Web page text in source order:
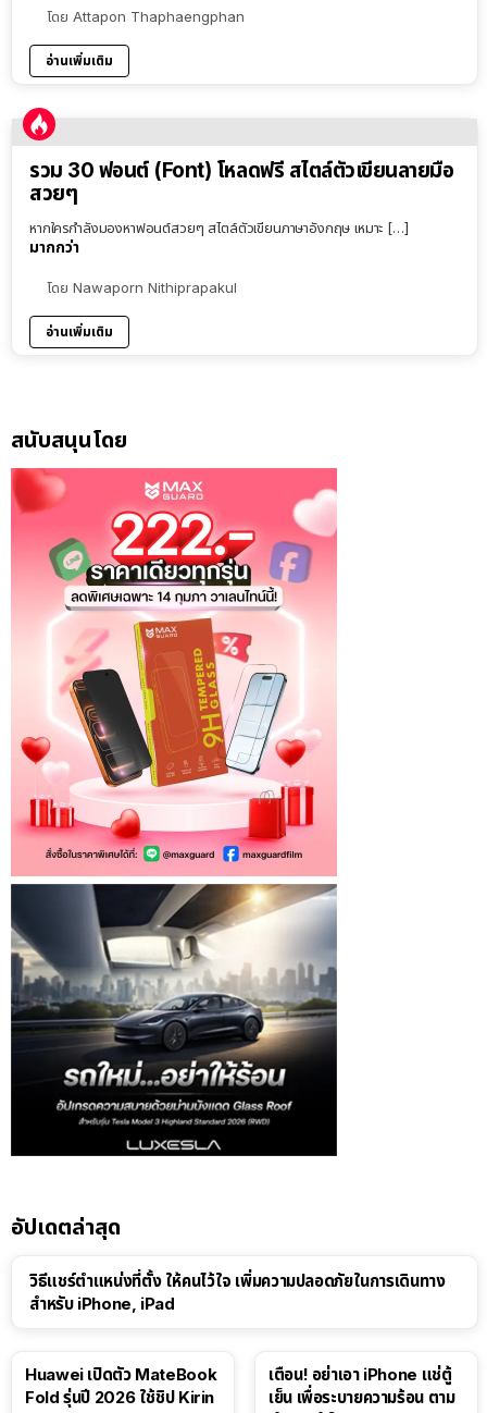
โดย Attapon Thaphaengphan
อ่านเพิ่มเติม
รวม 30 ฟอนต์ (Font) โหลดฟรี สไตล์ตัวเขียนลายมือ
สวยๆ
หากใครกำลังมองหาฟอนต์สวยๆ สไตล์ตัวเขียนภาษาอังกฤษ เหมาะ […]
มากกว่า
โดย Nawaporn Nithiprapakul
อ่านเพิ่มเติม
สนับสนุนโดย
อัปเดตล่าสุด
วิธีแชร์ตำแหน่งที่ตั้ง ให้คนไว้ใจ เพิ่มความปลอดภัยในการเดินทาง
สำหรับ iPhone, iPad
Huawei เปิดตัว MateBook
Fold รุ่นปี 2026 ใช้ชิป Kirin
เตือน! อย่าเอา iPhone แช่ตู้
เย็น เพื่อระบายความร้อน ตาม